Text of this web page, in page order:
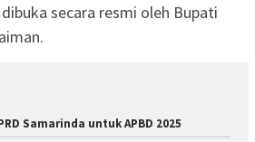
secara resmi oleh Bupati
Samarinda untuk APBD 2025